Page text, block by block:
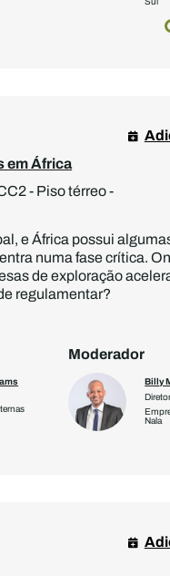
em África
- Piso térreo -
e África possui
numa fase crítica.
de exploração
regulamentar?
Moderador
Billy
Nala